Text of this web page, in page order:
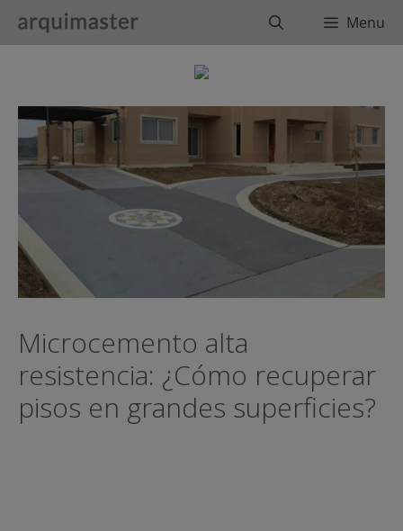
BuscarMenu
Microcemento alta
resistencia: ¿Cómo recuperar
pisos en grandes superficies?